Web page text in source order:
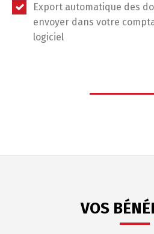
Export automatique des
envoyer dans votre
logiciel
VOS